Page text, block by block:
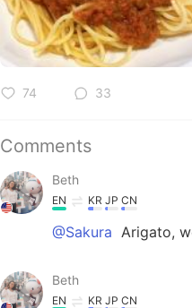
74 33
Comments
Beth
EN KR JP CN
@Sakura Arigato,
Beth
EN KR JP CN